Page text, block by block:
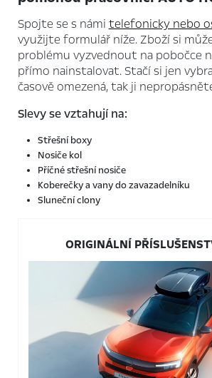
Spojte se s námi telefonicky nebo
využijte formulář níže. Zboží si
problému vyzvednout na pobočce
přímo nainstalovat. Stačí si jen
časově omezená, tak ji
Slevy se vztahují na:
Střešní boxy
Nosiče kol
Příčné střešní nosiče
Koberečky a vany do zavazadelníku
Sluneční clony
ORIGINÁLNÍ